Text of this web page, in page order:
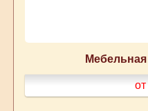
Мебельная